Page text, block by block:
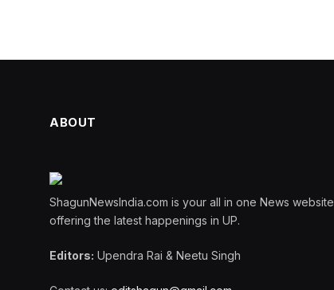
ABOUT
ShagunNewsIndia.com is your all in one News website
offering the latest happenings in UP.
Editors: Upendra Rai & Neetu Singh